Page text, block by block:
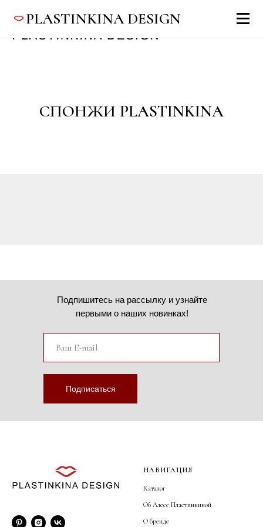
PLASTINKINA DESIGN
СПОНЖИ PLASTINKINA
Подписаться
Подпишитесь на рассылку и узнайте
первыми о наших новинках!
НАВИГАЦИЯ
Каталог
Об Алесе Пластинкиной
О бренде